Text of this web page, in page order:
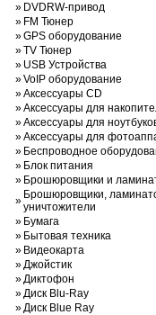
» DVDRW-привод
» FM Тюнер
»GPS оборудование
»TV Тюнер
» USB Устройства
»VoIP оборудование
»Аксессуары CD
»Аксессуары для
»Аксессуары для
»Аксессуары для
» Беспроводное
» Блок питания
» Брошюровщики и
» Брошюровщики,
уничтожители
» Бумага
» Бытовая техника
» Видеокарта
»Джойстик
»Диктофон
»Диск Blu-Ray
»Диск Blue Ray